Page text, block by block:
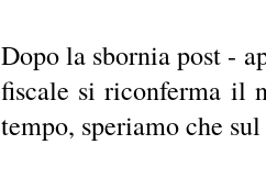
Dopo la sbornia post -
fiscale si riconferma il
tempo, speriamo che